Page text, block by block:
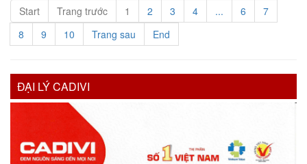
Start Trang trước 1 2 3 4 ... 6
7
8
9 10 Trang sau End
ĐẠI LÝ CADIVI